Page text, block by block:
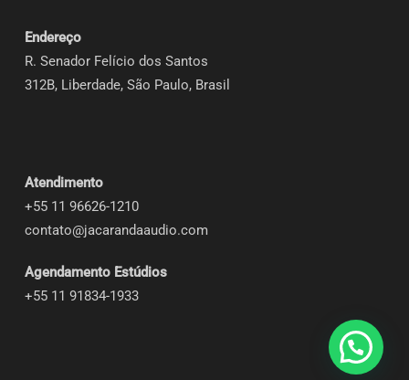
Endereço
R. Senador Felício dos Santos
312B, Liberdade, São Paulo, Brasil
Atendimento
+55 11 96626-1210
contato@jacarandaaudio.com
Agendamento Estúdios
+55 11 91834-1933